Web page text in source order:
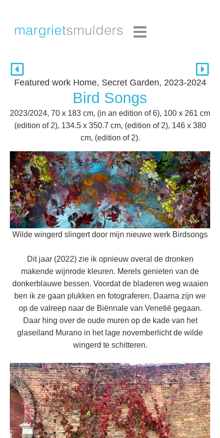
Featured work Home, Secret Garden, 2023-2024
Bird Songs
2023/2024, 70 x 183 cm, (in an edition of 6), 100 x 261 cm
(edition of 2), 134.5 x 350.7 cm, (edition of 2), 146 x 380
cm, (edition of 2).
Wilde wingerd slingert door mijn nieuwe werk Birdsongs
Dit jaar (2022) zie ik opnieuw overal de dronken
makende wijnrode kleuren. Merels genieten van de
donkerblauwe bessen. Voordat de bladeren weg waaien
ben ik ze gaan plukken en fotograferen. Daarna zijn we
op de valreep naar de Biënnale van Venetië gegaan.
Daar hing over de oude muren op de kade van het
glaseiland Murano in het lage novemberlicht de wilde
wingerd te schitteren.